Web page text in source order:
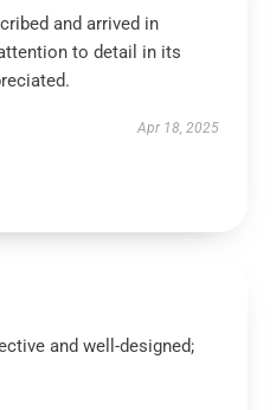
and arrived in
to detail in its
Apr 18, 2025
and well-designed;